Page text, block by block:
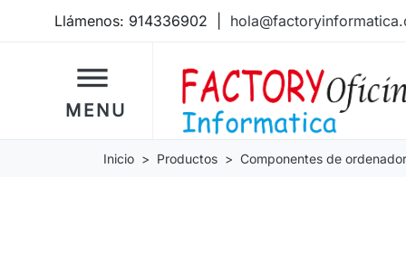
Llámenos: 914336902
dehaze
MENU
Inicio Productos Componentes de ordenador